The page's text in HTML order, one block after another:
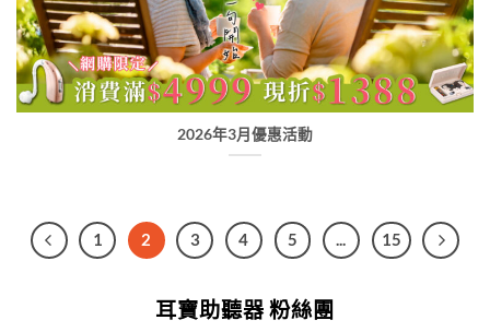
耳寶助聽器 粉絲團
2026年3月優惠活動
1 2 3 4 5 ... 15